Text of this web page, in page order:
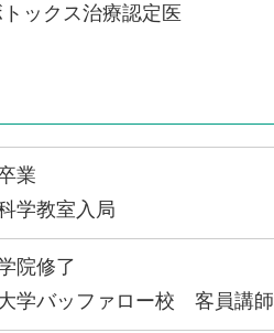
ックス治療認定医
業
学教室入局
院修了
学バッファロー校 客員講師